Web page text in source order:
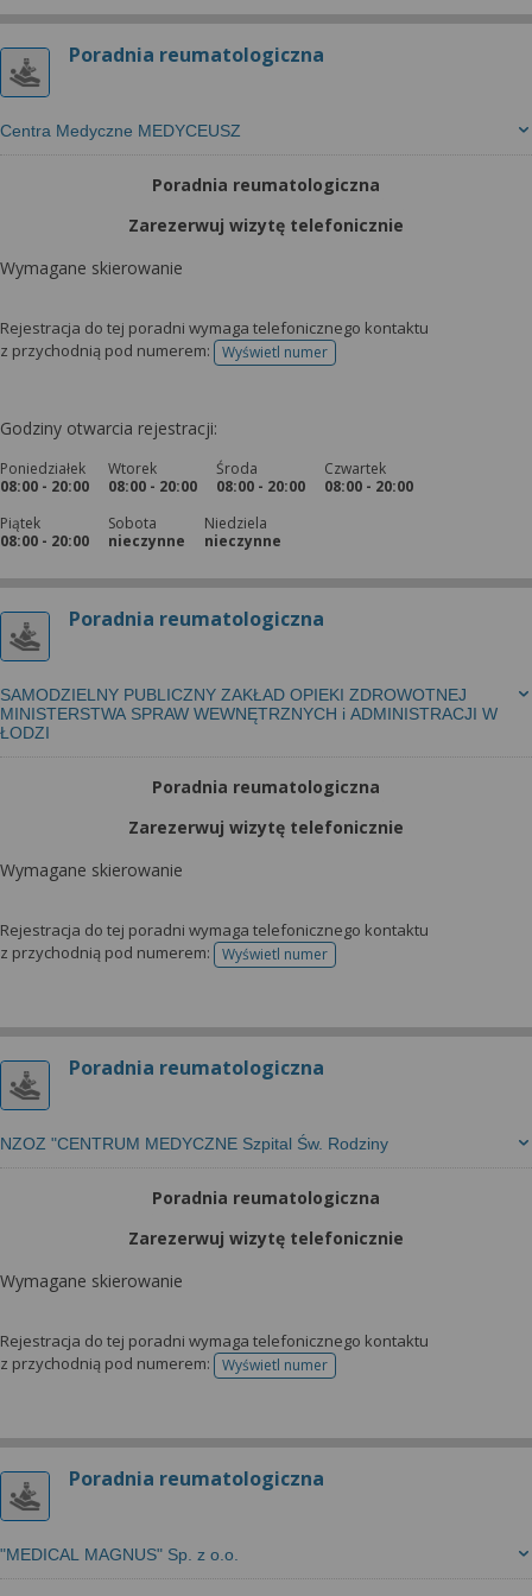
Poradnia reumatologiczna
Centra Medyczne MEDYCEUSZ
Poradnia reumatologiczna
Zarezerwuj wizytę telefonicznie
Wymagane skierowanie
Rejestracja do tej poradni wymaga telefonicznego kontaktu
z przychodnią pod numerem:
Wyświetl numertelefonu do rejestracji
Godziny otwarcia rejestracji:
Poniedziałek
08:00 - 20:00
Wtorek
08:00 - 20:00
Środa
08:00 - 20:00
Czwartek
08:00 - 20:00
Piątek
08:00 - 20:00
Sobota
nieczynne
Niedziela
nieczynne
Poradnia reumatologiczna
SAMODZIELNY PUBLICZNY ZAKŁAD OPIEKI ZDROWOTNEJ
MINISTERSTWA SPRAW WEWNĘTRZNYCH i ADMINISTRACJI W
ŁODZI
Poradnia reumatologiczna
Zarezerwuj wizytę telefonicznie
Wymagane skierowanie
Rejestracja do tej poradni wymaga telefonicznego kontaktu
z przychodnią pod numerem:
Wyświetl numertelefonu do rejestracji
Poradnia reumatologiczna
NZOZ "CENTRUM MEDYCZNE Szpital Św. Rodziny
Poradnia reumatologiczna
Zarezerwuj wizytę telefonicznie
Wymagane skierowanie
Rejestracja do tej poradni wymaga telefonicznego kontaktu
z przychodnią pod numerem:
Wyświetl numertelefonu do rejestracji
Poradnia reumatologiczna
"MEDICAL MAGNUS" Sp. z o.o.
możesz też wycofać zgodę na przetwarzanie Twoich
danych tylko w niektórych celach. Jeżeli chcesz
dowiedzieć się więcej lub chcesz przeprowadzić
za pomocą „Ustawień zaawansowanych”.
Więcej informacji na temat wykorzystywania
znajdziesz w Regulaminie Serwisu.